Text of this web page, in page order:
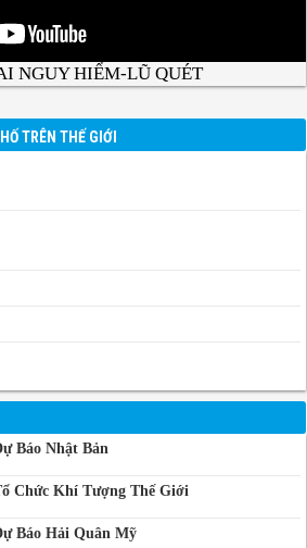
NGUY HIỂM-LŨ QUÉT
TRÊN THẾ GIỚI
Báo Nhật Bản
Chức Khí Tượng Thế Giới
Báo Hải Quân Mỹ